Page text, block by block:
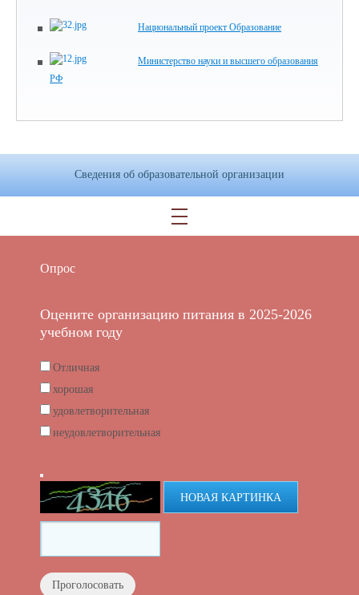
Национальный проект Образование
Министерство науки и высшего образования
РФ
Сведения об образовательной организации
Опрос
Оцените организацию питания в 2025-2026
учебном году
Отличная
хорошая
удовлетворительная
неудовлетворительная
НОВАЯ КАРТИНКА